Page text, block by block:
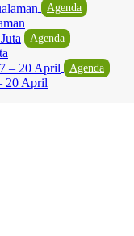
Agenda
Agenda
Agenda
20 April